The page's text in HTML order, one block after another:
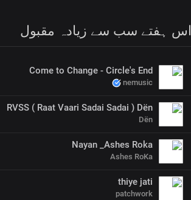
اس ہفتے سب سے زیادہ مقبول
Come to Change - Circle's End
nemusic
RVSS ( Raat Vaari Sadai Sadai ) Dën
Dën
Nayan _Ashes Roka
Ashes RoKa
thiye jati
patchwork